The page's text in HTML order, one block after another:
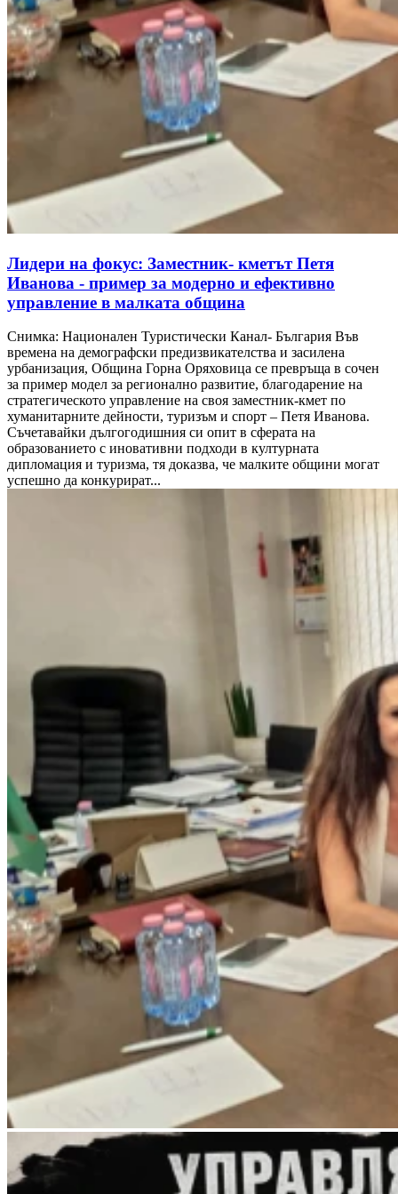
Лидери на фокус: Заместник- кметът Петя
Иванова - пример за модерно и ефективно
управление в малката община
Снимка: Национален Туристически Канал- България Във
времена на демографски предизвикателства и засилена
урбанизация, Община Горна Оряховица се превръща в сочен
за пример модел за регионално развитие, благодарение на
стратегическото управление на своя заместник-кмет по
хуманитарните дейности, туризъм и спорт – Петя Иванова.
Съчетавайки дългогодишния си опит в сферата на
образованието с иновативни подходи в културната
дипломация и туризма, тя доказва, че малките общини могат
успешно да конкурират...